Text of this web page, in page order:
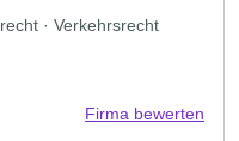
· Verkehrsrecht
Firma bewerten